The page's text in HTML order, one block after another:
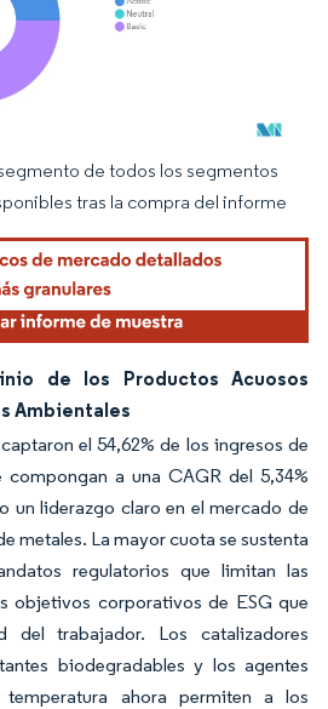
El uso requiere atribución según CC BY 4.0.
de todos los segmentos
tras la compra del informe
de los Productos Acuosos
Ambientales
el 54,62% de los ingresos de
a una CAGR del 5,34%
un liderazgo claro en el mercado de
metales. La mayor cuota se sustenta
regulatorios que limitan las
objetivos corporativos de ESG que
del trabajador. Los catalizadores
biodegradables y los agentes
ahora permiten a los